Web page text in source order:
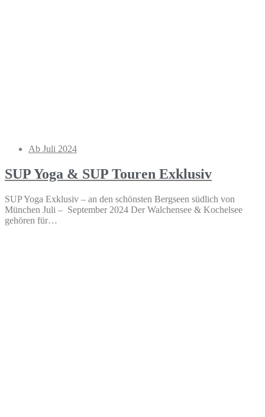
Ab Juli 2024
SUP Yoga & SUP Touren Exklusiv
SUP Yoga Exklusiv – an den schönsten Bergseen südlich von
München Juli – September 2024 Der Walchensee & Kochelsee
gehören für…